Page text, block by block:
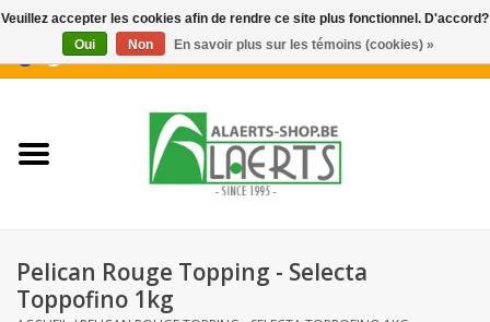
0 Articles - €0,00
Nouveautés
Biscuits pour le café
Pelican Rouge Topping - Selecta
Toppofino 1kg
Veuillez accepter les cookies afin de rendre ce site plus fonctionnel. D'accord?
Oui
Non En savoir plus sur les témoins (cookies) »